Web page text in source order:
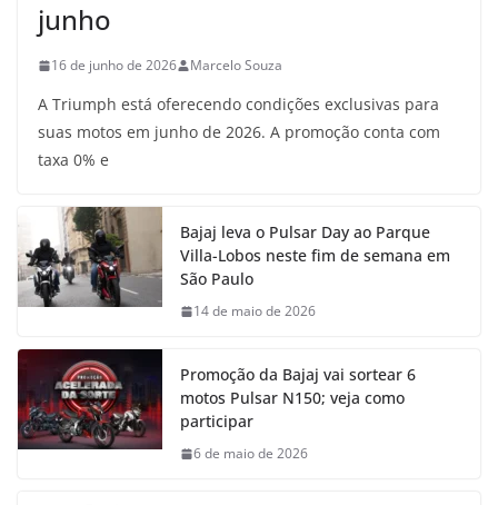
junho
16 de junho de 2026 Marcelo Souza
A Triumph está oferecendo condições exclusivas para
suas motos em junho de 2026. A promoção conta com
taxa 0% e
Bajaj leva o Pulsar Day ao Parque
Villa-Lobos neste fim de semana em
São Paulo
14 de maio de 2026
Promoção da Bajaj vai sortear 6
motos Pulsar N150; veja como
participar
6 de maio de 2026